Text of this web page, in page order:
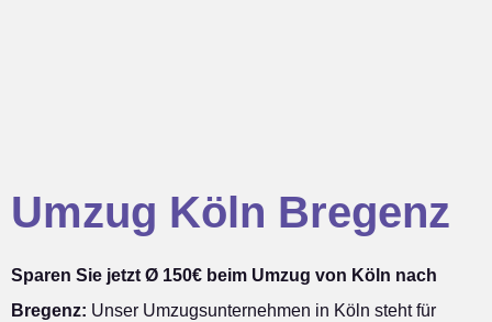
Umzug Köln Bregenz
Sparen Sie jetzt Ø 150€ beim Umzug von Köln nach
Bregenz: Unser Umzugsunternehmen in Köln steht für